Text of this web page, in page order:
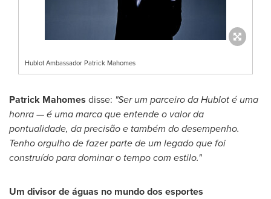
Hublot Ambassador Patrick Mahomes
Patrick Mahomes disse: "Ser um parceiro da Hublot é uma
honra — é uma marca que entende o valor da
pontualidade, da precisão e também do desempenho.
Tenho orgulho de fazer parte de um legado que foi
construído para dominar o tempo com estilo."
Um divisor de águas no mundo dos esportes